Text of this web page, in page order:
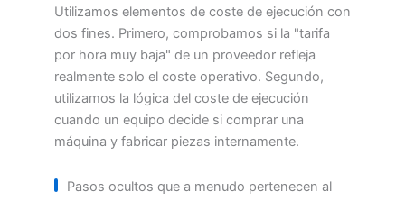
Utilizamos elementos de coste de ejecución con
dos fines. Primero, comprobamos si la "tarifa
por hora muy baja" de un proveedor refleja
realmente solo el coste operativo. Segundo,
utilizamos la lógica del coste de ejecución
cuando un equipo decide si comprar una
máquina y fabricar piezas internamente.
Pasos ocultos que a menudo pertenecen al